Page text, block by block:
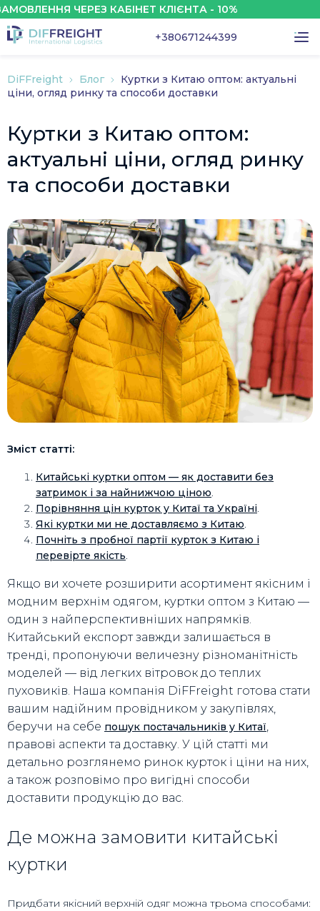
ЧЕРЕЗ КАБІНЕТ КЛІЄНТА - 10%
+380671244399
DiFFreight Блог
Куртки з Китаю оптом: актуальні
ціни, огляд ринку та способи доставки
Куртки з Китаю оптом:
актуальні ціни, огляд ринку
та способи доставки
Зміст статті:
Китайські куртки оптом — як доставити без
затримок і за найнижчою ціною.
Порівняння цін курток у Китаї та Україні.
Які куртки ми не доставляємо з Китаю.
Почніть з пробної партії курток з Китаю і
перевірте якість.
Якщо ви хочете розширити асортимент якісним і
модним верхнім одягом, куртки оптом з Китаю —
один з найперспективніших напрямків.
Китайський експорт завжди залишається в
тренді, пропонуючи величезну різноманітність
моделей — від легких вітровок до теплих
пуховиків. Наша компанія DiFFreight готова стати
вашим надійним провідником у закупівлях,
беручи на себе пошук постачальників у Китаї,
правові аспекти та доставку. У цій статті ми
детально розглянемо ринок курток і ціни на них,
а також розповімо про вигідні способи
доставити продукцію до вас.
Де можна замовити китайські
куртки
Придбати якісний верхній одяг можна трьома способами: